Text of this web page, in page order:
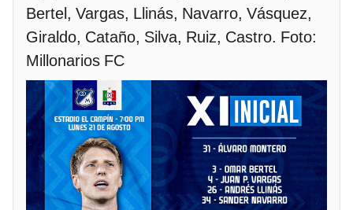
Bertel, Vargas, Llinás, Navarro, Vásquez,
Giraldo, Cataño, Silva, Ruiz, Castro. Foto:
Millonarios FC